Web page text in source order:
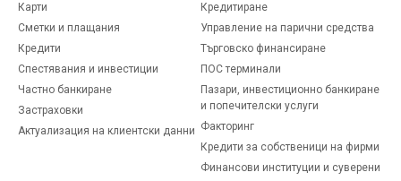
Карти
Сметки и плащания
Кредити
Спестявания и инвестиции
Частно банкиране
Застраховки
Актуализация на клиентски данни
Кредитиране
Управление на парични средства
Търговско финансиране
ПОС терминали
Пазари, инвестиционно банкиране
и попечителски услуги
Факторинг
Кредити за собственици на фирми
Финансови институции и суверени